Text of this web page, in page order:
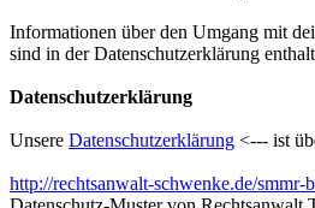
Informationen über den Umgang mit
sind in der Datenschutzerklärung
Datenschutzerklärung
Unsere Datenschutzerklärung <--- ist
http://rechtsanwalt-schwenke.de/smmr-